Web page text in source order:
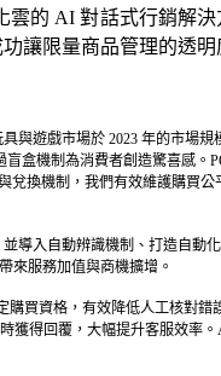
的 AI 對話式行銷解
讓限量商品管理的透
遊戲市場於 2023 年的市場
機制為消費者創造驚喜感。
換機制，我們有效維護購買
導入自動辨識機制、打造自
來服務加值與商機擴增。
買資格，有效降低人工核對
得回覆，大幅提升客服效率